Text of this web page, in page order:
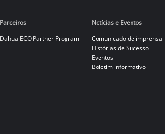
Parceiros
Dahua ECO Partner Program
Notícias e Eventos
Comunicado de imprensa
Histórias de Sucesso
Eventos
Boletim informativo